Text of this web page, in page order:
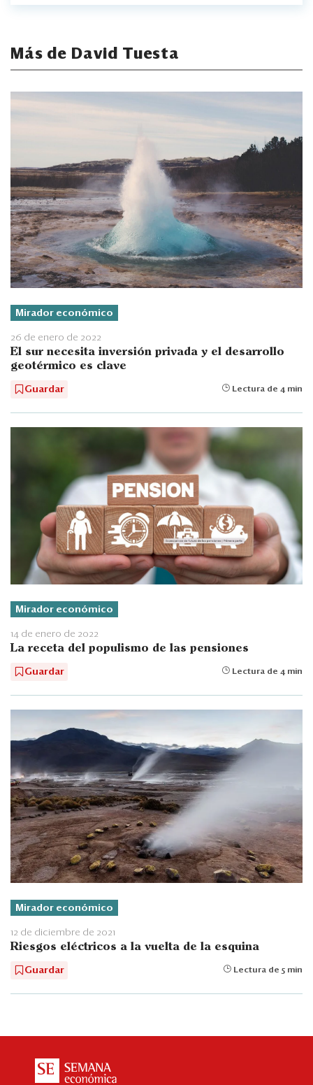
Más de David Tuesta
Mirador económico
26 de enero de 2022
El sur necesita inversión privada y el desarrollo
geotérmico es clave
Guardar Lectura de 4 min
Mirador económico
14 de enero de 2022
La receta del populismo de las pensiones
Guardar Lectura de 4 min
Mirador económico
12 de diciembre de 2021
Riesgos eléctricos a la vuelta de la esquina
Guardar Lectura de 5 min